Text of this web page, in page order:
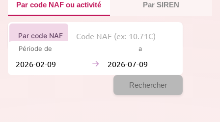
Par code NAF ou activité Par SIREN
Par code NAF
Période de à
→
Rechercher